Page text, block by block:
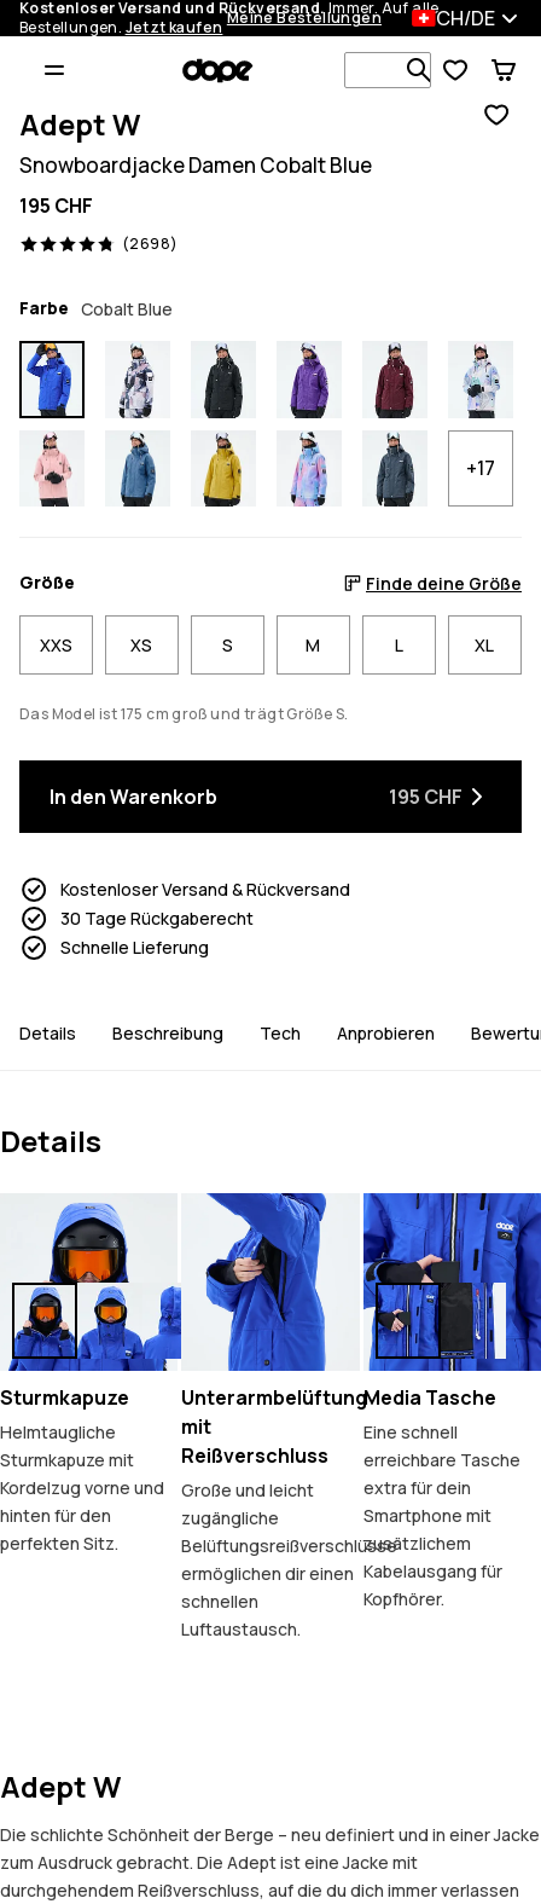
Kostenloser Versand und Rückversand.Immer. Auf alle
Bestellungen. Jetzt kaufen Meine Bestellungen CH/DE
Adept W
Snowboardjacke Damen Cobalt Blue
195 CHF
(2698)
2698 Reviews, 4.8/5
Farbe Cobalt Blue
+17
Größe Finde deine Größe
XXS XS S M L XL
Das Model ist 175 cm groß und trägt Größe S.
In den Warenkorb 195 CHF
Kostenloser Versand & Rückversand
30 Tage Rückgaberecht
Schnelle Lieferung
Details Beschreibung Tech Anprobieren
Details
Sturmkapuze
Helmtaugliche
Sturmkapuze mit
Kordelzug vorne und
hinten für den
perfekten Sitz.
Unterarmbelüftung
mit
Reißverschluss
Große und leicht
zugängliche
Belüftungsreißverschlüsse
ermöglichen dir einen
schnellen
Luftaustausch.
Media Tasche
Eine schnell
erreichbare Tasche
extra für dein
Smartphone mit
zusätzlichem
Kabelausgang für
Kopfhörer.
Adept W
Die schlichte Schönheit der Berge – neu definiert und in einer Jacke
zum Ausdruck gebracht. Die Adept ist eine Jacke mit
durchgehendem Reißverschluss, auf die du dich immer verlassen